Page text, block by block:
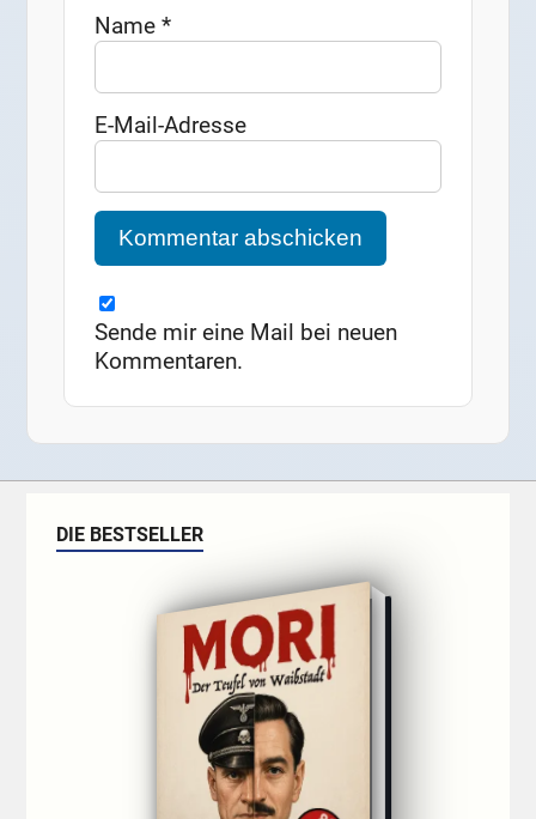
Name*
E-Mail-Adresse
Sende mir eine Mail bei neuen
Kommentaren.
DIE BESTSELLER